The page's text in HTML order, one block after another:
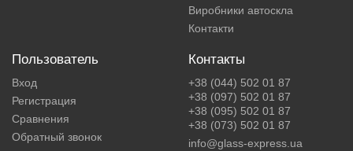
Виробники автоскла
Контакти
Пользователь
Вход
Регистрация
Сравнения
Обратный звонок
Контакты
+38 (044) 502 01 87
+38 (097) 502 01 87
+38 (095) 502 01 87
+38 (073) 502 01 87
info@glass-express.ua